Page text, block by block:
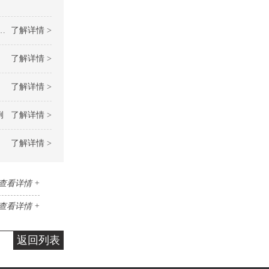
了解详情 >
了解详情 >
了解详情 >
了解详情 >
了解详情 >
查看详情 +
查看详情 +
返回列表